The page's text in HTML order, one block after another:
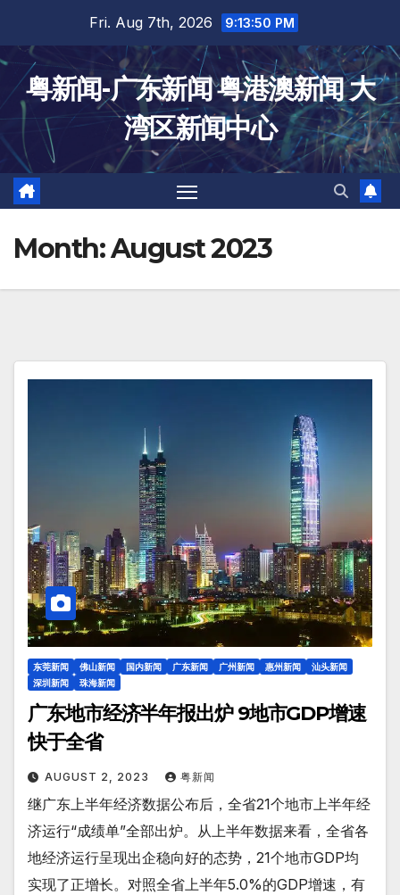
content
Fri. Aug 7th, 2026 9:13:50 PM
粤新闻-广东新闻 粤港澳新闻 大
湾区新闻中心
Month:August 2023
东莞新闻 佛山新闻 国内新闻 广东新闻 广州新闻 惠州新闻
汕头新闻
深圳新闻
珠海新闻
广东地市经济半年报出炉 9地市GDP增速
快于全省
AUGUST 2, 2023 粤新闻
继广东上半年经济数据公布后，全省21个地市上半年经
济运行“成绩单”全部出炉。从上半年数据来看，全省各
地经济运行呈现出企稳向好的态势，21个地市GDP均
实现了正增长。对照全省上半年5.0%的GDP增速，有